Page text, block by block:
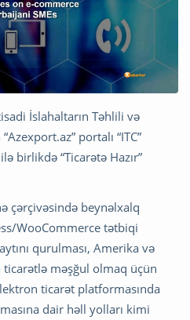
İslahaltarın Təhlili və
portalı “ITC”
birlikdə “Ticarətə Hazır”
çərçivəsində beynəlxalq
WooCommerce tətbiqi
qurulması, Amerika və
məşğul olmaq üçün
ticarət platformasında
dair həll yolları kimi